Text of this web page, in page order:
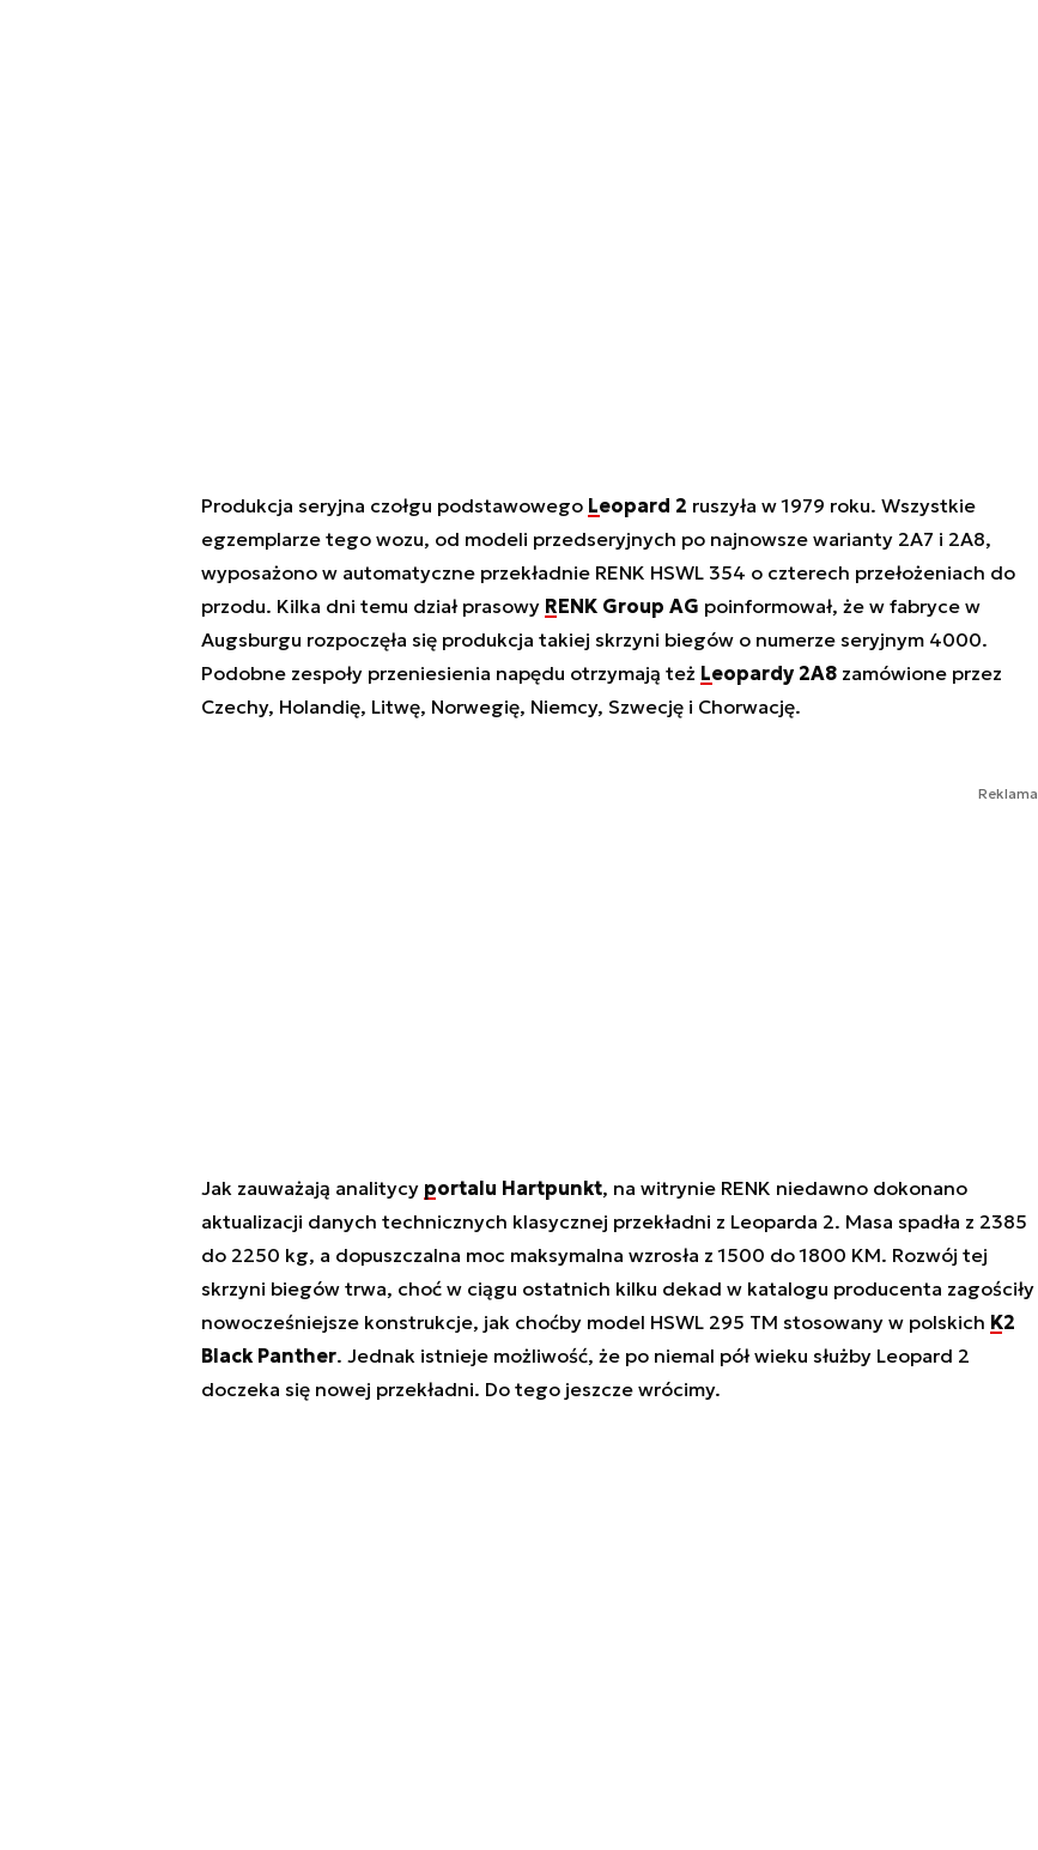
Produkcja seryjna czołgu podstawowego Leopard 2 ruszyła w 1979 roku. Wszystkie
egzemplarze tego wozu, od modeli przedseryjnych po najnowsze warianty 2A7 i 2A8,
wyposażono w automatyczne przekładnie RENK HSWL 354 o czterech przełożeniach do
przodu. Kilka dni temu dział prasowy RENK Group AG poinformował, że w fabryce w
Augsburgu rozpoczęła się produkcja takiej skrzyni biegów o numerze seryjnym 4000.
Podobne zespoły przeniesienia napędu otrzymają też Leopardy 2A8zamówione przez
Czechy, Holandię, Litwę, Norwegię, Niemcy, Szwecję i Chorwację.
Reklama
Jak zauważają analitycy portalu Hartpunkt, na witrynie RENK niedawno dokonano
aktualizacji danych technicznych klasycznej przekładni z Leoparda 2. Masa spadła z 2385
do 2250 kg, a dopuszczalna moc maksymalna wzrosła z 1500 do 1800 KM. Rozwój tej
skrzyni biegów trwa, choć w ciągu ostatnich kilku dekad w katalogu producenta zagościły
nowocześniejsze konstrukcje, jak choćby model HSWL 295 TM stosowany w polskich K2
Black Panther. Jednak istnieje możliwość, że po niemal pół wieku służby Leopard 2
doczeka się nowej przekładni. Do tego jeszcze wrócimy.